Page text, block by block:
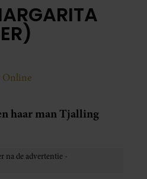
Online
haar man Tjalling